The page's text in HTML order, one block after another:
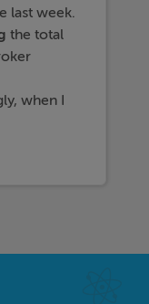
last week.
the total
when I